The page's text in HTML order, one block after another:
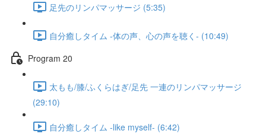
足先のリンパマッサージ (5:35)
自分癒しタイム -体の声、心の声を聴く- (10:49)
Program 20
太もも/膝/ふくらはぎ/足先 一連のリンパマッサージ
(29:10)
自分癒しタイム -like myself- (6:42)